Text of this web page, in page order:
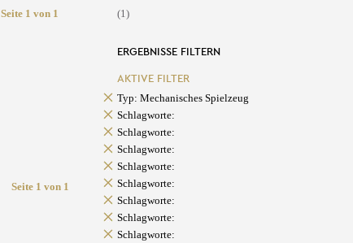
Seite 1 von 1
Seite 1 von 1
(1)
ERGEBNISSE FILTERN
AKTIVE FILTER
Typ: Mechanisches Spielzeug
Schlagworte:
Schlagworte:
Schlagworte:
Schlagworte:
Schlagworte:
Schlagworte:
Schlagworte:
Schlagworte: